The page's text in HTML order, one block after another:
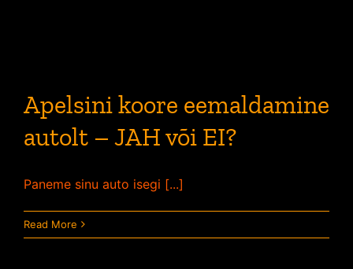
Apelsini koore eemaldamine
autolt – JAH või EI?
Paneme sinu auto isegi [...]
Read More